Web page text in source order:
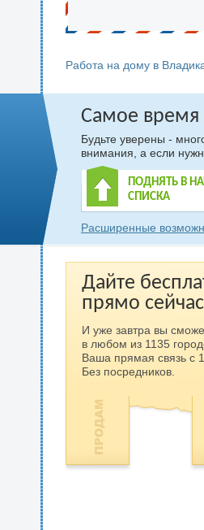
Работа на дому в
Самое время
Будьте уверены -
внимания, а если
ПОДНЯТЬ В
СПИСКА
Расширенные
Дайте
прямо
И уже завтра вы
в любом из 1135
Ваша прямая связь с
Без посредников.